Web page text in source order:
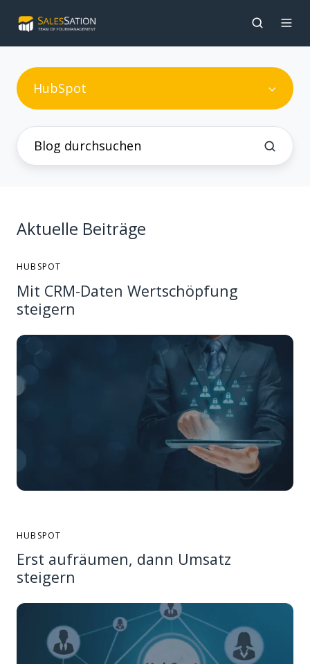
HubSpot
Aktuelle Beiträge
HUBSPOT
Mit CRM-Daten Wertschöpfung
steigern
HUBSPOT
Erst aufräumen, dann Umsatz
steigern